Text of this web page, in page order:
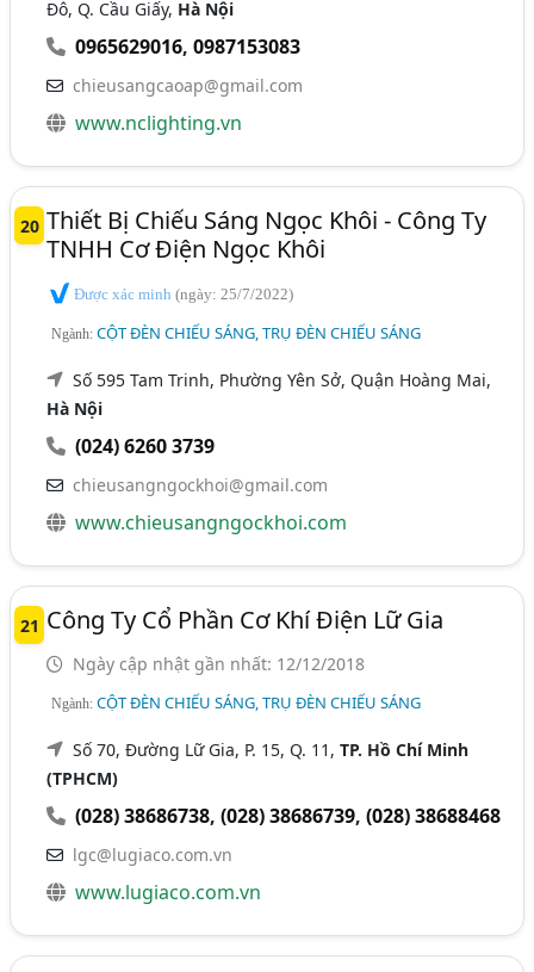
Đô, Q. Cầu Giấy, Hà Nội
0965629016,0987153083
chieusangcaoap@gmail.com
www.nclighting.vn
20 Thiết Bị Chiếu Sáng Ngọc Khôi - Công Ty
TNHH Cơ Điện Ngọc Khôi
Được xác minh(ngày: 25/7/2022)
Ngành:CỘT ĐÈN CHIẾU SÁNG, TRỤ ĐÈN CHIẾU SÁNG
Số 595 Tam Trinh, Phường Yên Sở, Quận Hoàng Mai,
Hà Nội
(024) 6260 3739
chieusangngockhoi@gmail.com
www.chieusangngockhoi.com
21 Công Ty Cổ Phần Cơ Khí Điện Lữ Gia
Ngày cập nhật gần nhất: 12/12/2018
Ngành:CỘT ĐÈN CHIẾU SÁNG, TRỤ ĐÈN CHIẾU SÁNG
Số 70, Đường Lữ Gia, P. 15, Q. 11,TP. Hồ Chí Minh
(TPHCM)
(028) 38686738,(028) 38686739,(028) 38688468
lgc@lugiaco.com.vn
www.lugiaco.com.vn